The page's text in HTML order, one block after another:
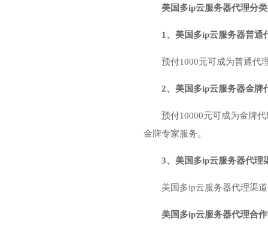
美国多ip云服务器代理分
1、美国多ip云服务器普通
预付1000元可成为普通代
2、美国多ip云服务器金牌
预付10000元可成为金牌
金牌专家服务。
3、美国多ip云服务器代理
美国多ip云服务器代理渠
美国多ip云服务器代理合